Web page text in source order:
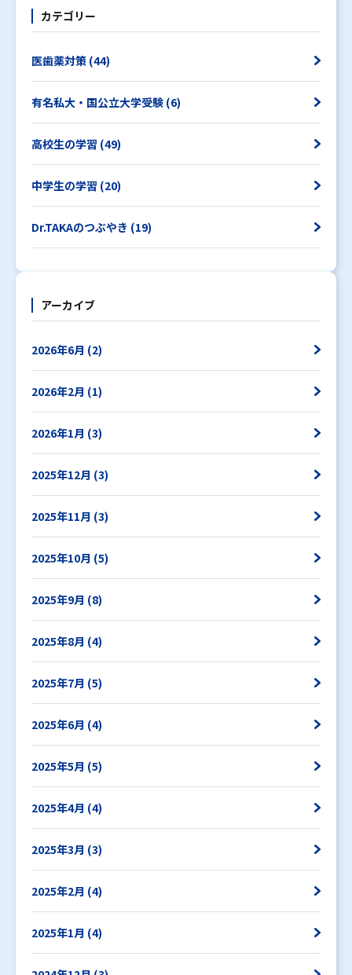
カテゴリー
医歯薬対策 (44)
有名私大・国公立大学受験 (6)
高校生の学習 (49)
中学生の学習 (20)
Dr.TAKAのつぶやき (19)
アーカイブ
2026年6月 (2)
2026年2月 (1)
2026年1月 (3)
2025年12月 (3)
2025年11月 (3)
2025年10月 (5)
2025年9月 (8)
2025年8月 (4)
2025年7月 (5)
2025年6月 (4)
2025年5月 (5)
2025年4月 (4)
2025年3月 (3)
2025年2月 (4)
2025年1月 (4)